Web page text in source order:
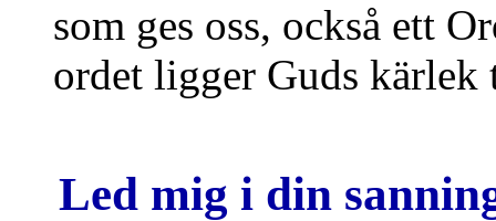
som ges oss, också ett
ordet ligger Guds
Led mig i din